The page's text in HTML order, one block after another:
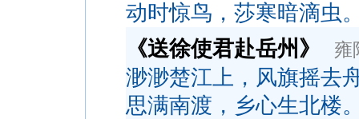
动时惊鸟，莎寒暗滴虫
《送徐使君赴岳州》
雍
渺渺楚江上，风旗摇去
思满南渡，乡心生北楼